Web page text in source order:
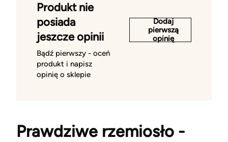
Produkt nie
posiada
jeszcze opinii
Bądź pierwszy - oceń
produkt i napisz
opinię o sklepie
Dodaj
pierwszą
opinię
Prawdziwe rzemiosło -